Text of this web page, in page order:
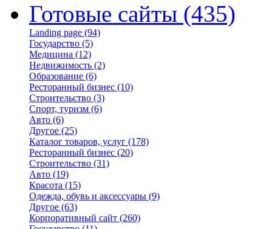
Готовые сайты (435)
Landing page (94)
Государство (5)
Медицина (12)
Недвижимость (2)
Образование (6)
Ресторанный бизнес (10)
Строительство (3)
Спорт, туризм (6)
Авто (6)
Другое (25)
Каталог товаров, услуг (178)
Ресторанный бизнес (20)
Строительство (31)
Авто (19)
Красота (15)
Одежда, обувь и аксессуары (9)
Другое (63)
Корпоративный сайт (260)